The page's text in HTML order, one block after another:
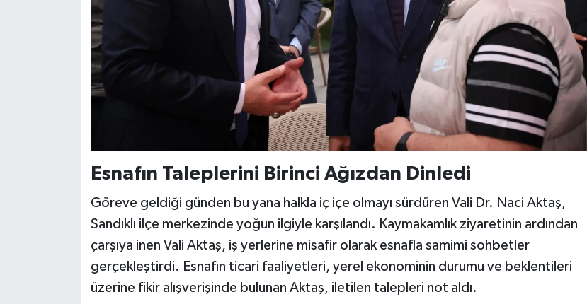
Esnafın Taleplerini Birinci Ağızdan Dinledi
Göreve geldiği günden bu yana halkla iç içe olmayı sürdüren Vali Dr. Naci Aktaş,
Sandıklı ilçe merkezinde yoğun ilgiyle karşılandı. Kaymakamlık ziyaretinin ardından
çarşıya inen Vali Aktaş, iş yerlerine misafir olarak esnafla samimi sohbetler
gerçekleştirdi. Esnafın ticari faaliyetleri, yerel ekonominin durumu ve beklentileri
üzerine fikir alışverişinde bulunan Aktaş, iletilen talepleri not aldı.